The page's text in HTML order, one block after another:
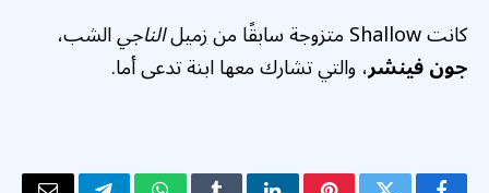
كانت Shallow متزوجة سابقًا من زميل
الناجيالشب،
جون فينشر، والتي تشارك معها ابنة تدعى أما.